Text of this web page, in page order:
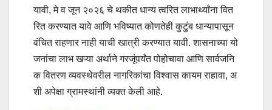
यावी, मे व जून २०२६ चे थकीत धान्य त्वरित लाभार्थ्यांना वित
रित करण्यात यावे आणि भविष्यात कोणतेही कुटुंब धान्यापासून
वंचित राहणार नाही याची खात्री करण्यात यावी. शासनाच्या यो
जनांचा लाभ खऱ्या अर्थाने गरजूंपर्यंत पोहोचावा आणि सार्वजनि
क वितरण व्यवस्थेवरील नागरिकांचा विश्वास कायम राहावा, अ
शी अपेक्षा ग्रामस्थांनी व्यक्त केली आहे.